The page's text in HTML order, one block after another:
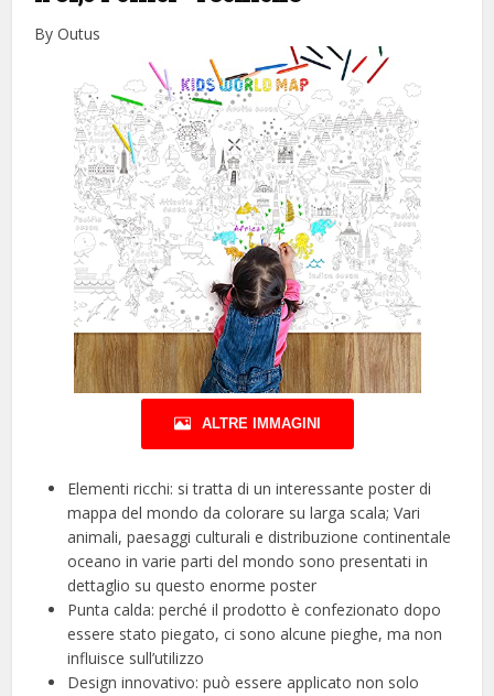
By Outus
ALTRE IMMAGINI
Elementi ricchi: si tratta di un interessante poster di
mappa del mondo da colorare su larga scala; Vari
animali, paesaggi culturali e distribuzione continentale
oceano in varie parti del mondo sono presentati in
dettaglio su questo enorme poster
Punta calda: perché il prodotto è confezionato dopo
essere stato piegato, ci sono alcune pieghe, ma non
influisce sull’utilizzo
Design innovativo: può essere applicato non solo